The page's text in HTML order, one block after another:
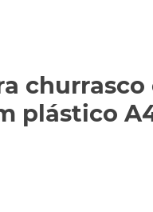
plástico